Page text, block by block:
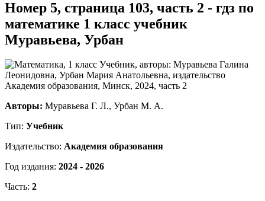
Номер 5, страница 103, часть 2 - гдз по
математике 1 класс учебник
Муравьева, Урбан
Авторы: Муравьева Г. Л., Урбан М. А.
Тип: Учебник
Издательство: Академия образования
Год издания: 2024 - 2026
Часть: 2